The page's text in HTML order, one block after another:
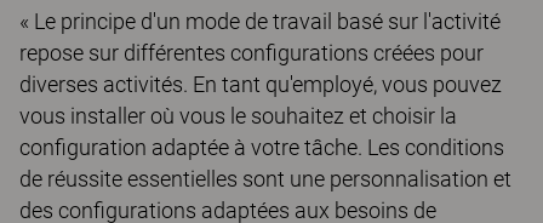
« Le principe d'un mode de travail basé sur l'activité
repose sur différentes configurations créées pour
diverses activités. En tant qu'employé, vous pouvez
vous installer où vous le souhaitez et choisir la
configuration adaptée à votre tâche. Les conditions
de réussite essentielles sont une personnalisation et
des configurations adaptées aux besoins de